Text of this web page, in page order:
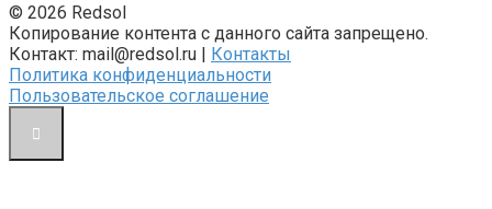
© 2026 Redsol
Копирование контента с данного сайта запрещено.
Контакт: mail@redsol.ru | Контакты
Политика конфиденциальности
Пользовательское соглашение